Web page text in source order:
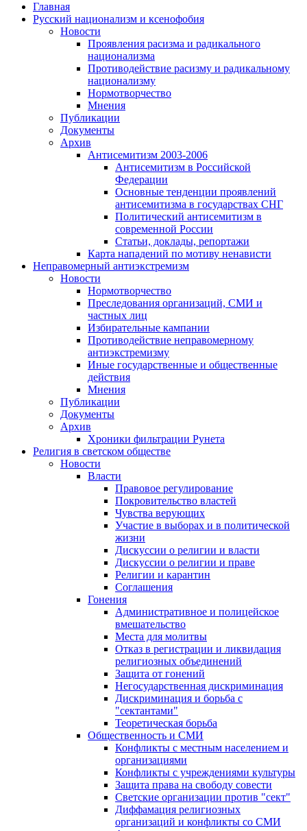
Главная
Русский национализм и ксенофобия
Новости
Проявления расизма и радикального
национализма
Противодействие расизму и радикальному
национализму
Нормотворчество
Мнения
Публикации
Документы
Архив
Антисемитизм 2003-2006
Антисемитизм в Российской
Федерации
Основные тенденции проявлений
антисемитизма в государствах СНГ
Политический антисемитизм в
современной России
Статьи, доклады, репортажи
Карта нападений по мотиву ненависти
Неправомерный антиэкстремизм
Новости
Нормотворчество
Преследования организаций, СМИ и
частных лиц
Избирательные кампании
Противодействие неправомерному
антиэкстремизму
Иные государственные и общественные
действия
Мнения
Публикации
Документы
Архив
Хроники фильтрации Рунета
Религия в светском обществе
Новости
Власти
Правовое регулирование
Покровительство властей
Чувства верующих
Участие в выборах и в политической
жизни
Дискуссии о религии и власти
Дискуссии о религии и праве
Религии и карантин
Соглашения
Гонения
Административное и полицейское
вмешательство
Места для молитвы
Отказ в регистрации и ликвидация
религиозных объединений
Защита от гонений
Негосударственная дискриминация
Дискриминация и борьба с
"сектантами"
Теоретическая борьба
Общественность и СМИ
Конфликты с местным населением и
организациями
Конфликты с учреждениями культуры
Защита права на свободу совести
Светские организации против "сект"
Диффамация религиозных
организаций и конфликты со СМИ